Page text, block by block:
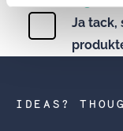
Ja tack,
IDEAS?